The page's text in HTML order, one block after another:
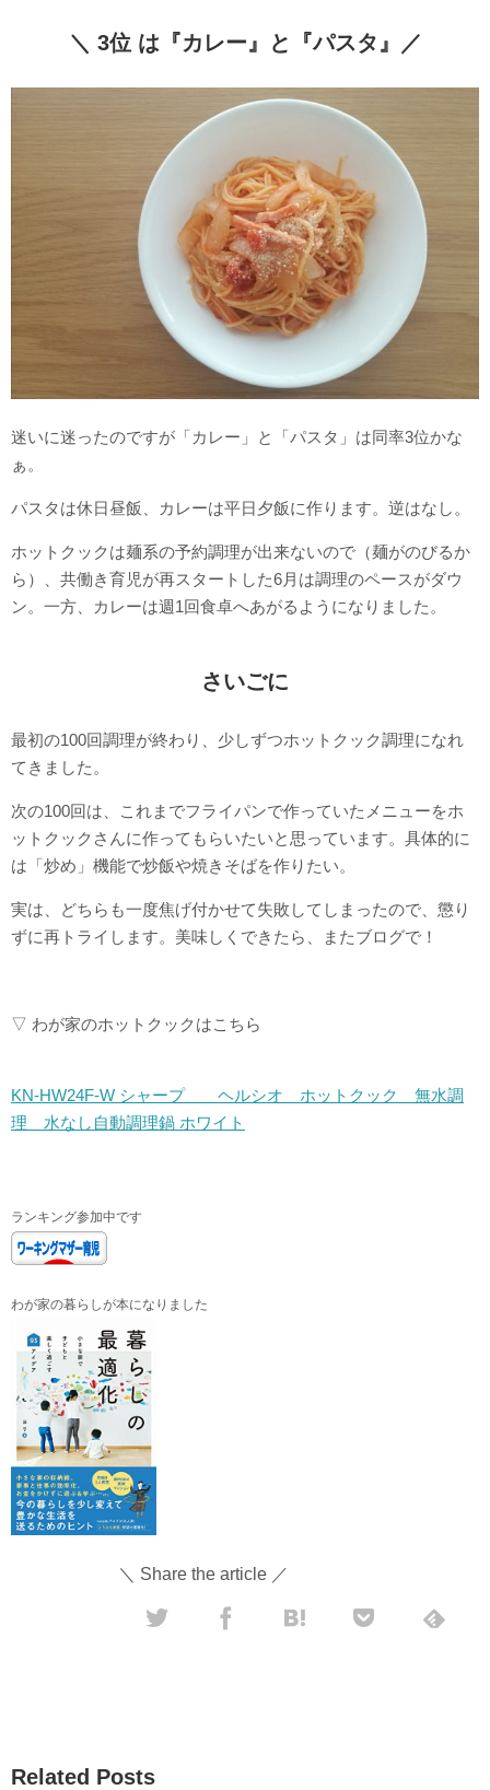
＼ 3位 は『カレー』と『パスタ』／
迷いに迷ったのですが「カレー」と「パスタ」は同率3位かな
ぁ。
パスタは休日昼飯、カレーは平日夕飯に作ります。逆はなし。
ホットクックは麺系の予約調理が出来ないので（麺がのびるか
ら）、共働き育児が再スタートした6月は調理のペースがダウ
ン。一方、カレーは週1回食卓へあがるようになりました。
さいごに
最初の100回調理が終わり、少しずつホットクック調理になれ
てきました。
次の100回は、これまでフライパンで作っていたメニューをホ
ットクックさんに作ってもらいたいと思っています。具体的に
は「炒め」機能で炒飯や焼きそばを作りたい。
実は、どちらも一度焦げ付かせて失敗してしまったので、懲り
ずに再トライします。美味しくできたら、またブログで！
▽ わが家のホットクックはこちら
KN-HW24F-W シャープ ヘルシオ ホットクック 無水調
理 水なし自動調理鍋 ホワイト
ランキング参加中です
わが家の暮らしが本になりました
＼ Share the article ／
Related Posts